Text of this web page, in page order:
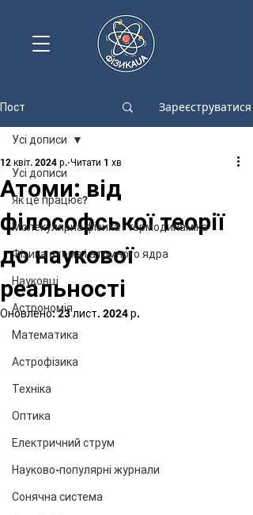
Пост Зареєструватися
Усі дописи
Як це працює?
Молекулярна фізика і термодинаміка
Фізика атома і атомного ядра
Науковці
Астрономія
Математика
Астрофізика
Техніка
Оптика
Електричний струм
Науково-популярні журнали
Сонячна система
Усі дописи
Атоми: від
філософської теорії
до наукової
реальності
12 квіт. 2024 р. Читати 1 хв
Оновлено:23 лист. 2024 р.